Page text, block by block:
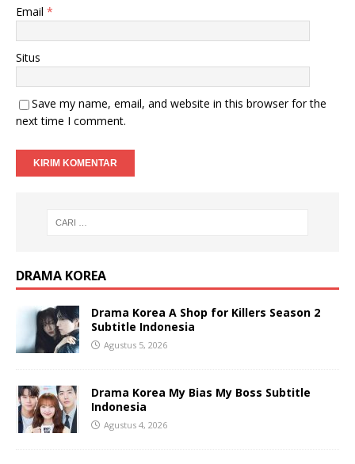
Email *
Situs
Save my name, email, and website in this browser for the
next time I comment.
DRAMA KOREA
Drama Korea A Shop for Killers Season 2
Subtitle Indonesia
Agustus 5, 2026
Drama Korea My Bias My Boss Subtitle
Indonesia
Agustus 4, 2026